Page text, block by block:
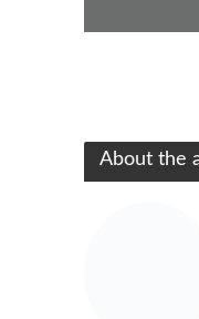
About the